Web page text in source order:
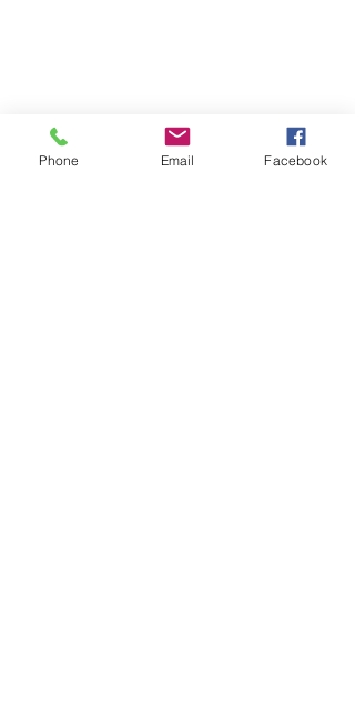
José Ramón Gutiérrez 271 (ex 80)
Barrio Lastarria, Santiago
Metro Universidad Católica
Phone Email Facebook